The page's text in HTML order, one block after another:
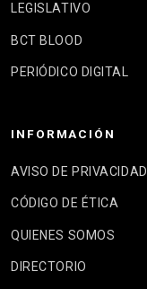
LEGISLATIVO
BCT BLOOD
PERIÓDICO DIGITAL
INFORMACIÓN
AVISO DE PRIVACIDAD
CÓDIGO DE ÉTICA
QUIENES SOMOS
DIRECTORIO